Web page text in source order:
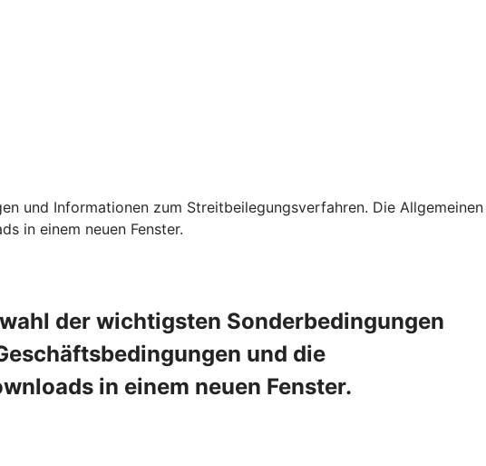
und Informationen zum Streitbeilegungsverfahren. Die Allgemeinen
in einem neuen Fenster.
der wichtigsten Sonderbedingungen
und die
in einem neuen Fenster.